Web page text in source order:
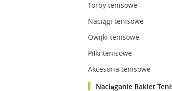
Torby tenisowe
Naciągi tenisowe
Owijki tenisowe
Piłki tenisowe
Akcesoria tenisowe
Naciąganie Rakiet